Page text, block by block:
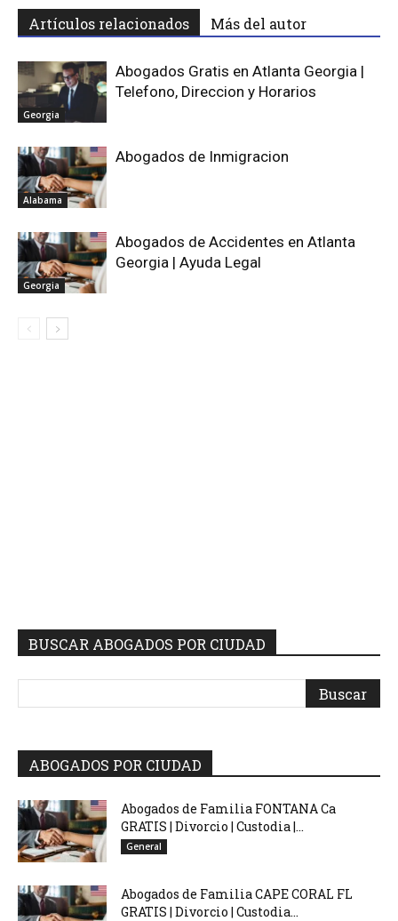
Artículos relacionados Más del autor
Georgia
Abogados Gratis en Atlanta Georgia |
Telefono, Direccion y Horarios
Alabama
Abogados de Inmigracion
Georgia
Abogados de Accidentes en Atlanta
Georgia | Ayuda Legal
BUSCAR ABOGADOS POR CIUDAD
ABOGADOS POR CIUDAD
Abogados de Familia FONTANA Ca
GRATIS | Divorcio | Custodia |...
General
Abogados de Familia CAPE CORAL FL
GRATIS | Divorcio | Custodia...